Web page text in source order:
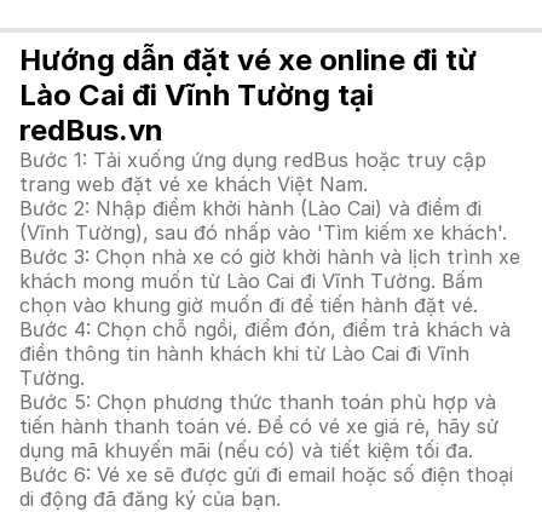
Hướng dẫn đặt vé xe online đi từ
Lào Cai đi Vĩnh Tường tại
redBus.vn
Bước 1: Tải xuống ứng dụng redBus hoặc truy cập
trang web đặt vé xe khách Việt Nam.
Bước 2: Nhập điểm khởi hành (Lào Cai) và điểm đi
(Vĩnh Tường), sau đó nhấp vào 'Tìm kiếm xe khách'.
Bước 3: Chọn nhà xe có giờ khởi hành và lịch trình xe
khách mong muốn từ Lào Cai đi Vĩnh Tường. Bấm
chọn vào khung giờ muốn đi để tiến hành đặt vé.
Bước 4: Chọn chỗ ngồi, điểm đón, điểm trả khách và
điền thông tin hành khách khi từ Lào Cai đi Vĩnh
Tường.
Bước 5: Chọn phương thức thanh toán phù hợp và
tiến hành thanh toán vé. Để có vé xe giá rẻ, hãy sử
dụng mã khuyến mãi (nếu có) và tiết kiệm tối đa.
Bước 6: Vé xe sẽ được gửi đi email hoặc số điện thoại
di động đã đăng ký của bạn.